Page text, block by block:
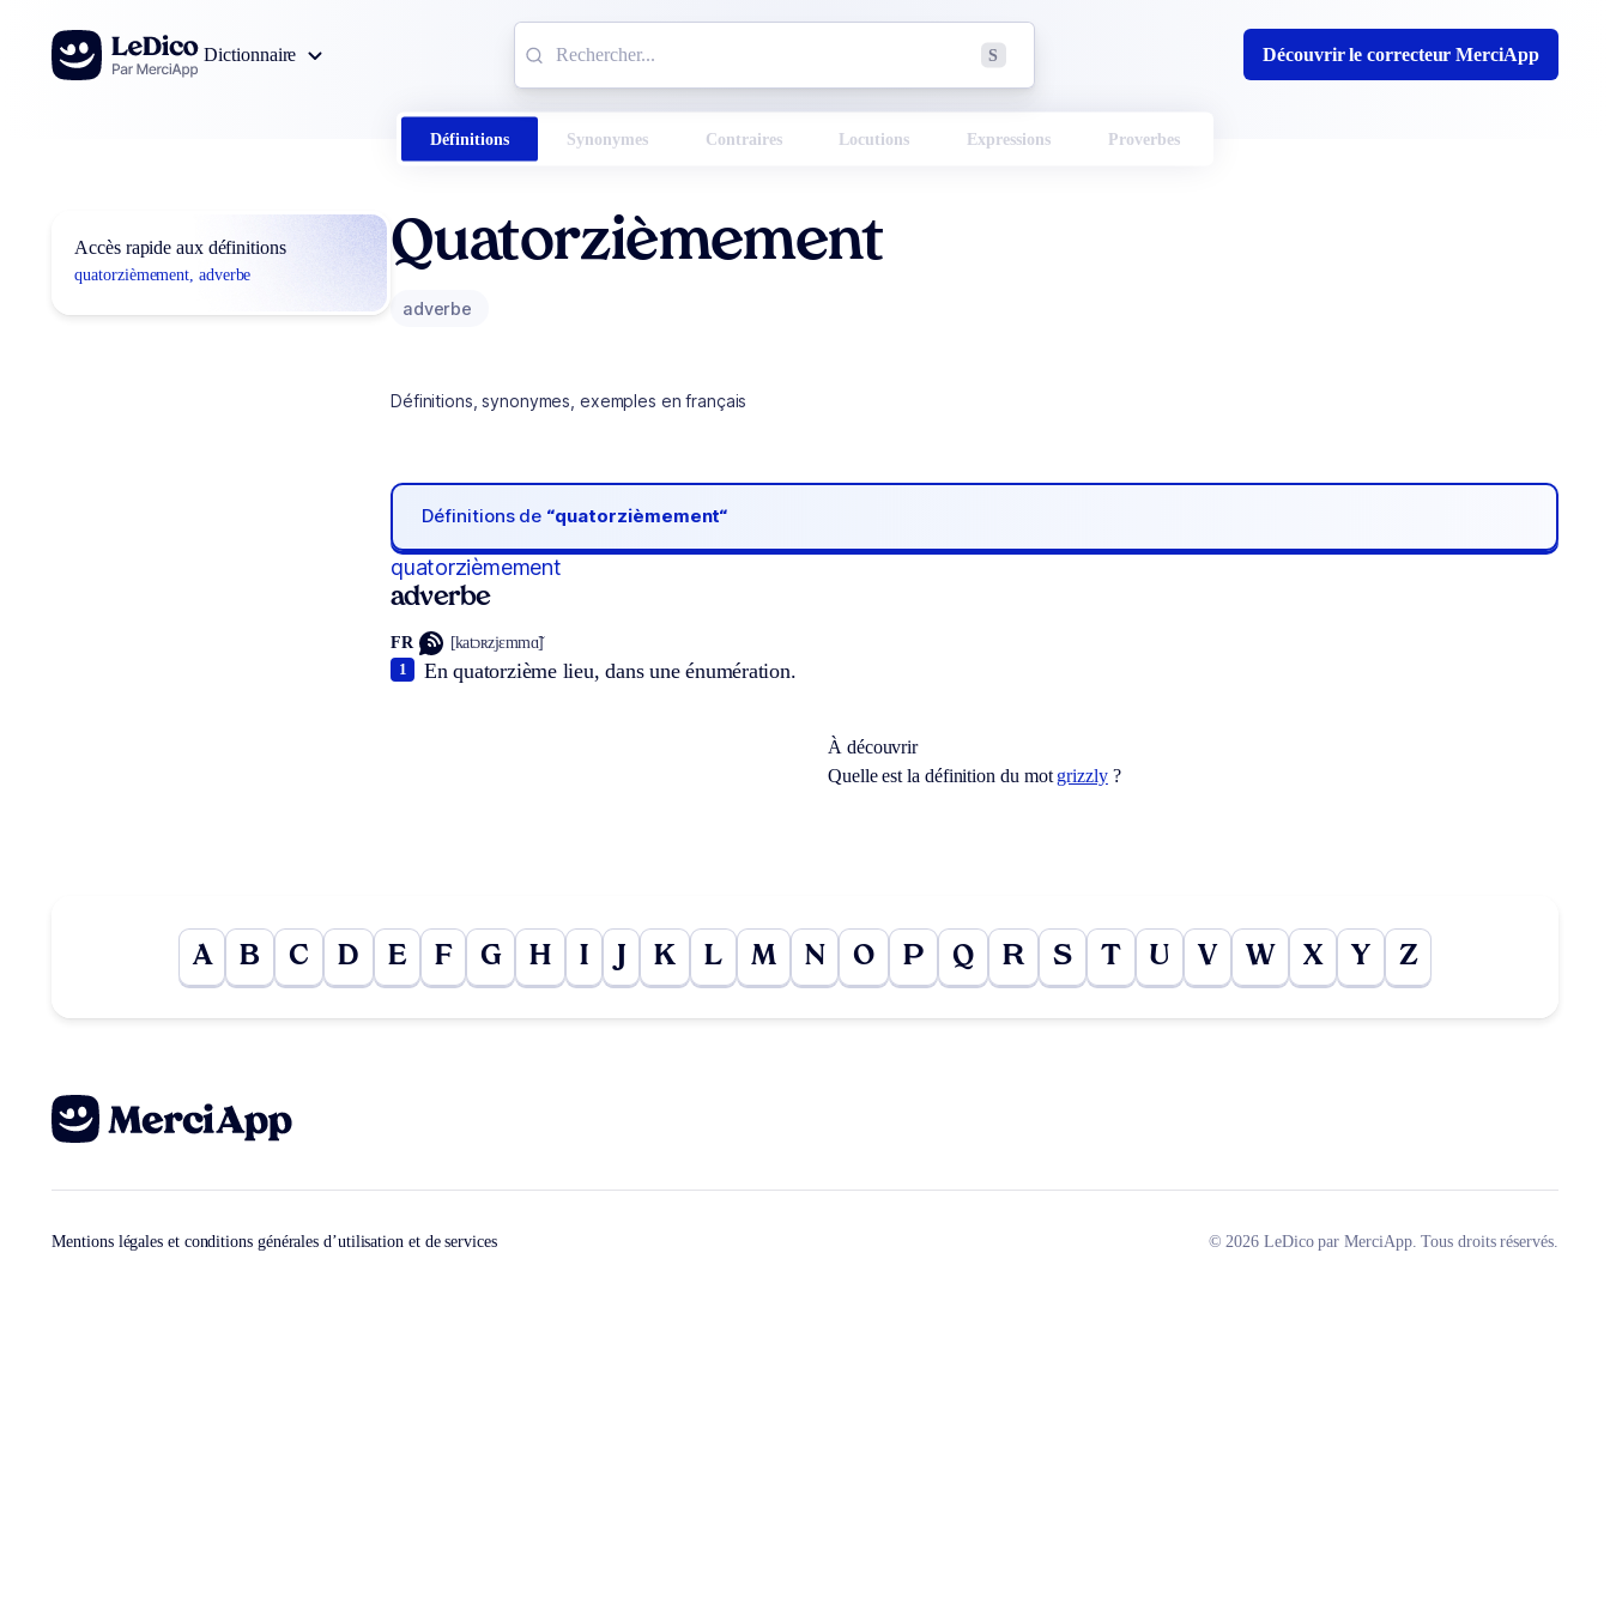
Aller au contenu
Dictionnaire
S Découvrir le correcteur MerciApp
Définitions Synonymes Contraires Locutions Expressions Proverbes
Accès rapide aux définitions
quatorzièmement, adverbe
Quatorzièmement
adverbe
Définitions, synonymes, exemples en français
Définitions de “quatorzièmement“
quatorzièmement
adverbe
FR [katɔʀzjɛmmɑ̃]
En quatorzième lieu, dans une énumération.
1
À découvrir
Quelle est la définition du mot grizzly?
A B C D E F G H I K L M N O P Q R S T U V W X Y Z
Mentions légales et conditions générales d’utilisation et de services © 2026 LeDico par MerciApp. Tous droits réservés.